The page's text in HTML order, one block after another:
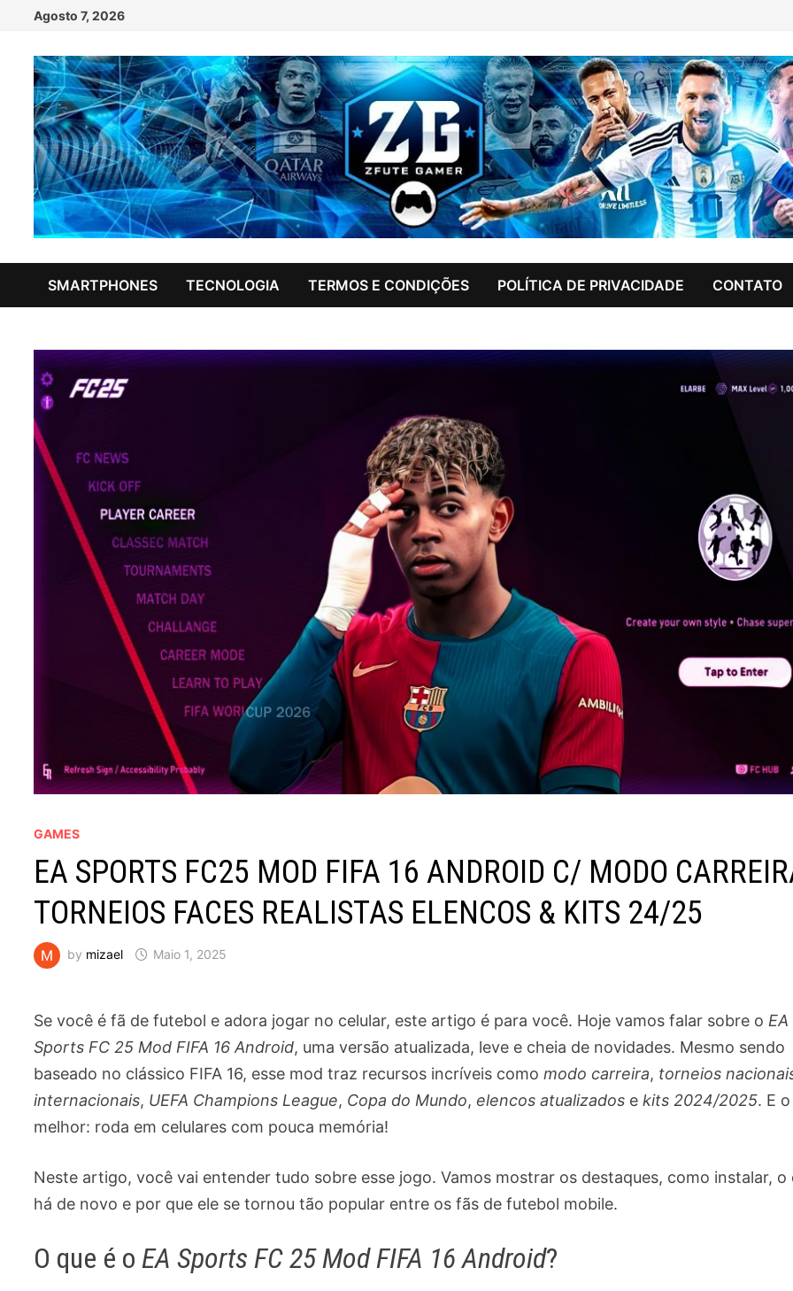
content
Agosto 7, 2026
SMARTPHONES TECNOLOGIA TERMOS E CONDIÇÕES POLÍTICA DE PRIVACIDADE CONTATO
GAMES
EA SPORTS FC25 MOD FIFA 16 ANDROID C/ MODO
TORNEIOS FACES REALISTAS ELENCOS & KITS 24/25
by mizael Maio 1, 2025
Se você é fã de futebol e adora jogar no celular, este artigo é para você. Hoje vamos falar sobre o EA
Sports FC 25 Mod FIFA 16 Android, uma versão atualizada, leve e cheia de novidades. Mesmo sendo
baseado no clássico FIFA 16, esse mod traz recursos incríveis comomodo carreira, torneios
internacionais, UEFA Champions League, Copa do Mundo, elencos atualizados ekits 2024/2025. E o
melhor: roda em celulares com pouca memória!
Neste artigo, você vai entender tudo sobre esse jogo. Vamos mostrar os destaques, como instalar, o
há de novo e por que ele se tornou tão popular entre os fãs de futebol mobile.
O que é oEA Sports FC 25 Mod FIFA 16 Android?